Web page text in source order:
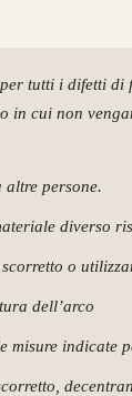
tutti i difetti di
in cui non
altre persone.
diverso
o
dell’arco
misure indicate